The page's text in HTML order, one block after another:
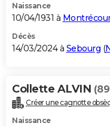
Naissance
10/04/1931 à
Décès
14/03/2024 à Sebourg (
Collette ALVIN
Créer une cagnotte
Naissance